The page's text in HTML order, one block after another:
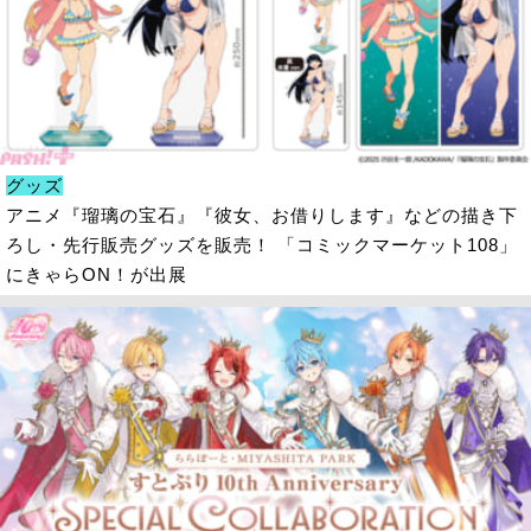
グッズ
アニメ『瑠璃の宝石』『彼女、お借りします』などの描き下
ろし・先行販売グッズを販売！ 「コミックマーケット108」
にきゃらON！が出展